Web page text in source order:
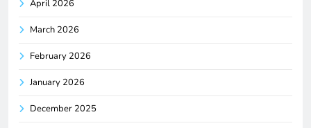
April 2026
March 2026
February 2026
January 2026
December 2025